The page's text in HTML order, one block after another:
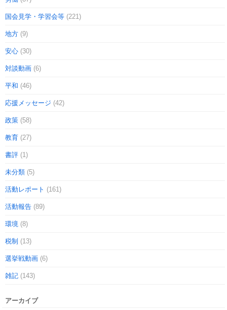
国会見学・学習会等 (221)
地方 (9)
安心 (30)
対談動画 (6)
平和 (46)
応援メッセージ (42)
政策 (58)
教育 (27)
書評 (1)
未分類 (5)
活動レポート (161)
活動報告 (89)
環境 (8)
税制 (13)
選挙戦動画 (6)
雑記 (143)
アーカイブ